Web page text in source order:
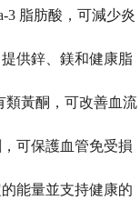
3 脂肪酸，可減少炎
供鋅、鎂和健康脂
類黃酮，可改善血流
可保護血管免受損
能量並支持健康的